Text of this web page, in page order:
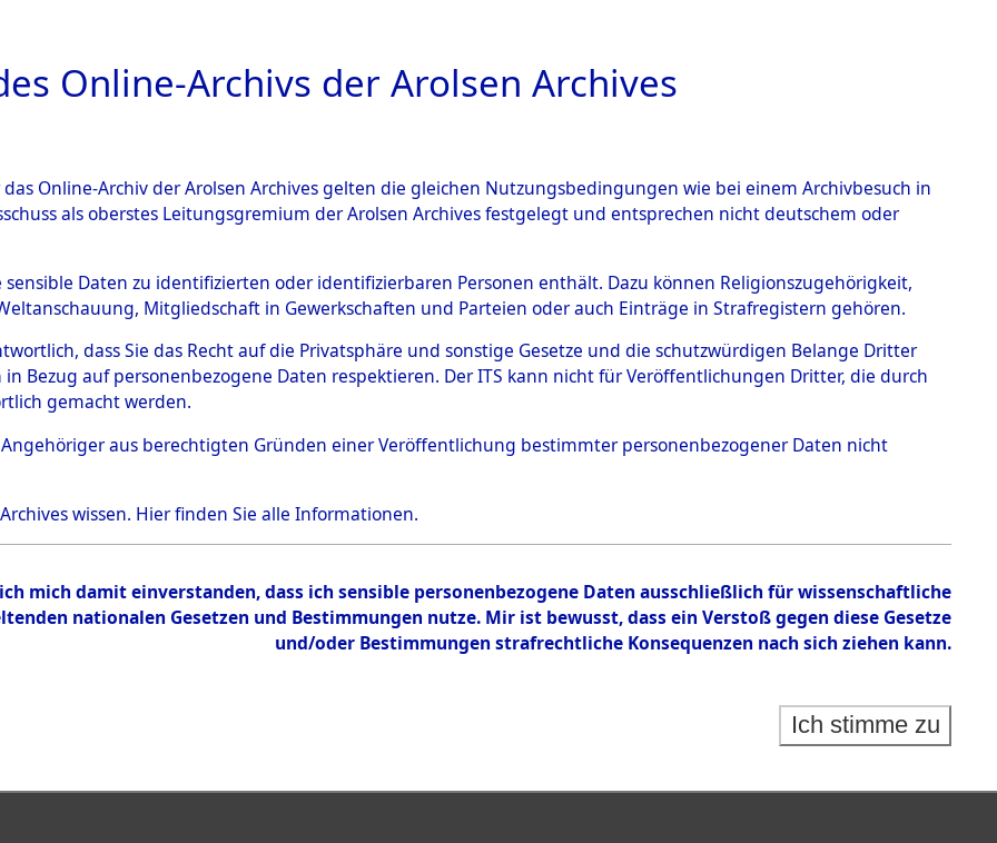
ARCHIVALE ÜBERSICHT BILD
→Kreis Bad Segeberg→0012 (101105388)
0012 (101105388)
Übergeordnetes
Schleswig-Holstein
Inhalt
Zur Übersicht
Online-Archivs der Arolsen Archives
Online-Archiv der Arolsen Archives gelten die gleichen Nutzungsbedingungen wie bei einem Archivbesuch in
als oberstes Leitungsgremium der Arolsen Archives festgelegt und entsprechen nicht deutschem oder
sensible Daten zu identifizierten oder identifizierbaren Personen enthält. Dazu können Religionszugehörigkeit,
Mitgliedschaft in Gewerkschaften und Parteien oder auch Einträge in Strafregistern gehören.
dass Sie das Recht auf die Privatsphäre und sonstige Gesetze und die schutzwürdigen Belange Dritter
Bezug auf personenbezogene Daten respektieren. Der ITS kann nicht für Veröffentlichungen Dritter, die durch
gemacht werden.
Angehöriger aus berechtigten Gründen einer Veröffentlichung bestimmter personenbezogener Daten nicht
wissen. Hierfinden Sie alle Informationen.
mich damit einverstanden, dass ich sensible personenbezogene Daten ausschließlich für wissenschaftliche
nationalen Gesetzen und Bestimmungen nutze. Mir ist bewusst, dass ein Verstoß gegen diese Gesetze
und/oder Bestimmungen strafrechtliche Konsequenzen nach sich ziehen kann.
Ich stimme zu